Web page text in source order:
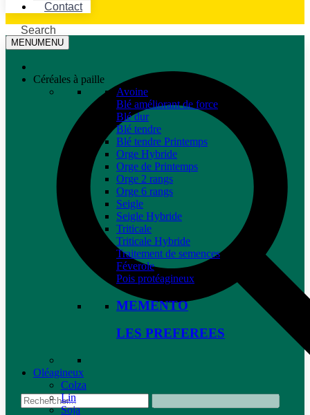
Contact
Search
MENUMENU
Céréales à paille
Avoine
Blé améliorant de force
Blé dur
Blé tendre
Blé tendre Printemps
Orge Hybride
Orge de Printemps
Orge 2 rangs
Orge 6 rangs
Seigle
Seigle Hybride
Triticale
Triticale Hybride
Traitement de semences
Féverole
Pois protéagineux
MEMENTO
LES PREFEREES
Oléagineux
Colza
Lin
Soja